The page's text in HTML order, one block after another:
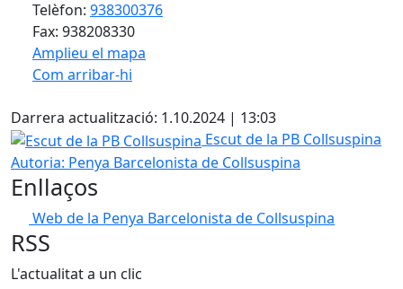
Telèfon: 938300376
Fax: 938208330
Amplieu el mapa
Com arribar-hi
+
−
Darrera actualització: 1.10.2024 | 13:03
Escut de la PB Collsuspina
Escut de la PB Collsuspina
Autoria: Penya Barcelonista de Collsuspina
Enllaços
Web de la Penya Barcelonista de Collsuspina
RSS
L'actualitat a un clic